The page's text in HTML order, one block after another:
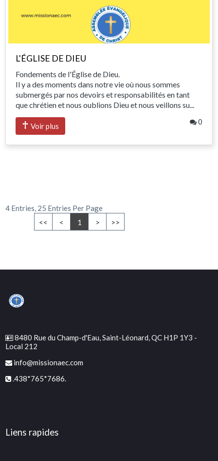
L'ÉGLISE DE DIEU
Fondements de l'Église de Dieu.
Il y a des moments dans notre vie où nous sommes
submergés par nos devoirs et responsabilités en tant
que chrétien et nous oublions Dieu et nous veillons su...
Voir plus 0
4 Entries, 25 Entries Per Page
<<
< 1 > >>
8480 Rue du Champ-d'Eau, Saint-Léonard, QC H1P 1Y3 -
Local 212
info@missionaec.com
.438*765*7686.
Liens rapides